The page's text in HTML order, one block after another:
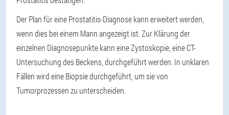
Der Plan für eine Prostatitis-Diagnose kann erweitert werden,
wenn dies bei einem Mann angezeigt ist. Zur Klärung der
einzelnen Diagnosepunkte kann eine Zystoskopie, eine CT-
Untersuchung des Beckens, durchgeführt werden. In unklaren
Fällen wird eine Biopsie durchgeführt, um sie von
Tumorprozessen zu unterscheiden.